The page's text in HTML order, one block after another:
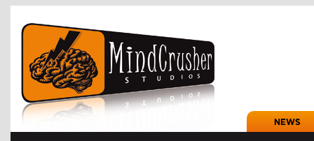
NEWS